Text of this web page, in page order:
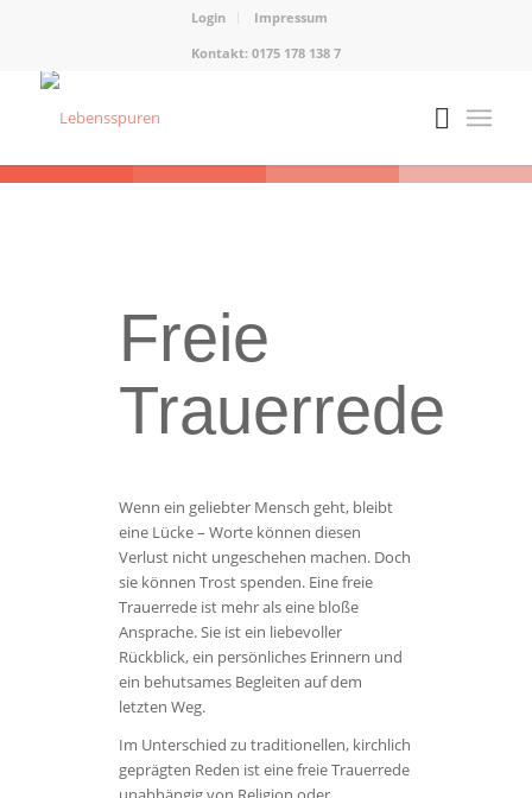
Login
Impressum
Kontakt: 0175 178 138 7
Freie
Trauerrede
Wenn ein geliebter Mensch geht, bleibt
eine Lücke – Worte können diesen
Verlust nicht ungeschehen machen. Doch
sie können Trost spenden. Eine freie
Trauerrede ist mehr als eine bloße
Ansprache. Sie ist ein liebevoller
Rückblick, ein persönliches Erinnern und
ein behutsames Begleiten auf dem
letzten Weg.
Im Unterschied zu traditionellen, kirchlich
geprägten Reden ist eine freie Trauerrede